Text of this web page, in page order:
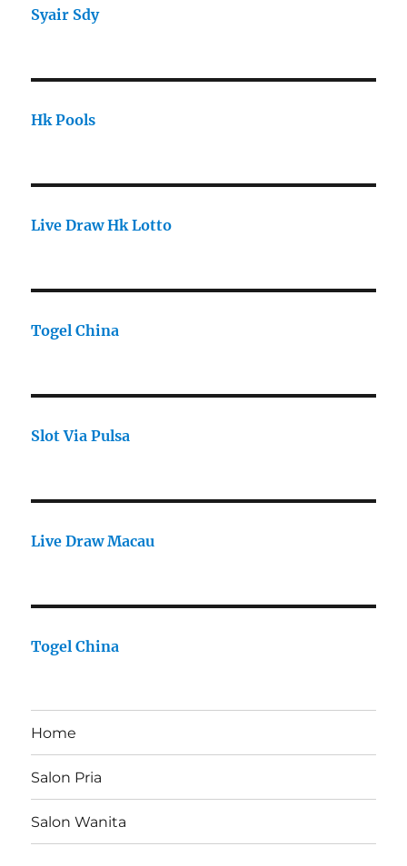
Syair Sdy
Hk Pools
Live Draw Hk Lotto
Togel China
Slot Via Pulsa
Live Draw Macau
Togel China
Home
Salon Pria
Salon Wanita